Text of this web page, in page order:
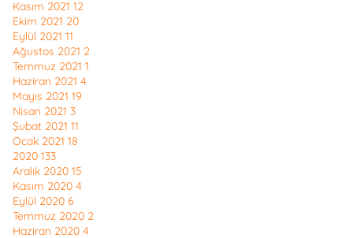
Kasım 2021 12
Ekim 2021 20
Eylül 2021 11
Ağustos 2021 2
Temmuz 2021 1
Haziran 2021 4
Mayıs 2021 19
Nisan 2021 3
Şubat 2021 11
Ocak 2021 18
2020 133
Aralık 2020 15
Kasım 2020 4
Eylül 2020 6
Temmuz 2020 2
Haziran 2020 4